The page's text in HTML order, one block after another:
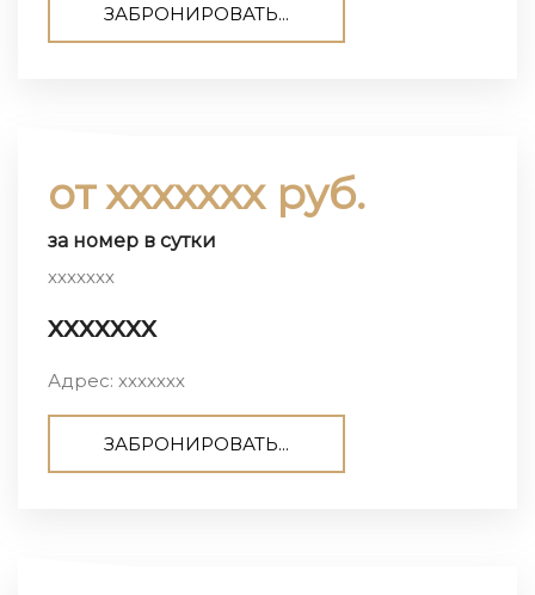
ЗАБРОНИРОВАТЬ...
от ххххххх руб.
за номер в сутки
ххххххх
ххххххх
Адрес: ххххххх
ЗАБРОНИРОВАТЬ...